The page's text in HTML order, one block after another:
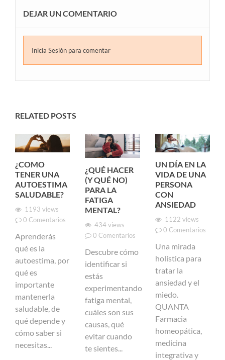
DEJAR UN COMENTARIO
Inicia Sesión para comentar
RELATED POSTS
¿COMO
TENER UNA
AUTOESTIMA
SALUDABLE?
1193 views
0 Comentarios
Aprenderás
qué es la
autoestima, por
qué es
importante
mantenerla
saludable, de
qué depende y
cómo saber si
necesitas...
¿QUÉ HACER
(Y QUÉ NO)
PARA LA
FATIGA
MENTAL?
434views
0Comentarios
Descubre cómo
identificar si
estás
experimentando
fatiga mental,
cuáles son sus
causas, qué
evitar cuando
te sientes...
UN DÍA EN LA
VIDA DE UNA
PERSONA
CON
ANSIEDAD
1122 views
0 Comentarios
Una mirada
holística para
tratar la
ansiedad y el
miedo.
QUANTA
Farmacia
homeopática,
medicina
integrativa y